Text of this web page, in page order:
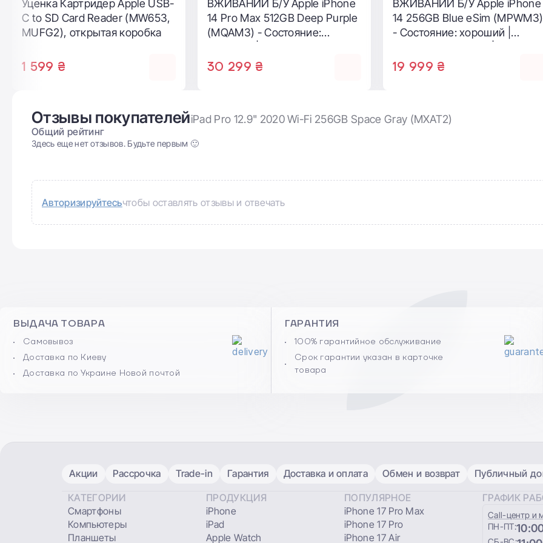
Уценка Картридер Apple USB-
C to SD Card Reader (MW653,
MUFG2), открытая коробка
1 599 ₴
ВЖИВАНИЙ Б/У Apple iPhone
14 Pro Max 512GB Deep Purple
(MQAM3) - Состояние:
| Комплектация: полный |
30 299 ₴
ВЖИВАНИЙ Б/У Apple iPhone
14 256GB Blue eSim (MPWM3)
- Состояние: хороший |
Комплектация: полный |
19 999 ₴
Отзывы покупателейiPad Pro 12.9" 2020 Wi-Fi 256GB Space Gray (MXAT2)
Общий рейтинг
Здесь еще нет отзывов. Будьте первым 🙂
Авторизируйтесьчтобы оставлять отзывы и отвечать
ВЫДАЧА ТОВАРА
Самовывоз
Доставка по Киеву
Доставка по Украине Новой почтой
ГАРАНТИЯ
100% гарантийное обслуживание
Срок гарантии указан в карточке
товара
Акции Рассрочка Trade-in Гарантия Доставка и оплата Обмен и возврат Публичный
КАТЕГОРИИ
Смартфоны
Компьютеры
Планшеты
ПРОДУКЦИЯ
iPhone
iPad
Apple Watch
ПОПУЛЯРНОЕ
iPhone 17 Pro Max
iPhone 17 Pro
iPhone 17 Air
ГРАФИК
Сall-центр и
ПН-ПТ: